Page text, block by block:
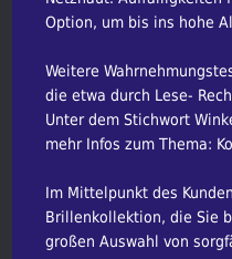
Option, um bis ins hohe
Weitere
die etwa durch Lese-
Unter dem Stichwort
mehr Infos zum Thema:
Im Mittelpunkt des
Brillenkollektion, die Sie
großen Auswahl von